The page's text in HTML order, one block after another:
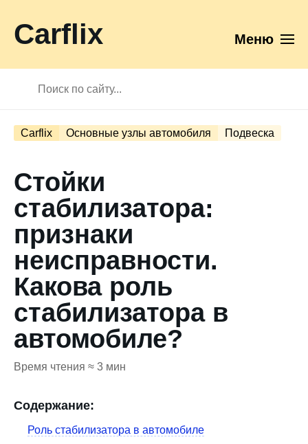
Carflix Меню
Carflix Основные узлы автомобиля Подвеска
Стойки
стабилизатора:
признаки
неисправности.
Какова роль
стабилизатора в
автомобиле?
Время чтения ≈ 3 мин
Содержание:
Роль стабилизатора в автомобиле